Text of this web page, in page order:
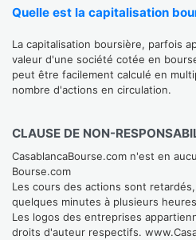
Quelle est la capitalisation
La capitalisation boursière, parfois
valeur d'une société cotée en
peut être facilement calculé en
nombre d'actions en circulation.
CLAUSE DE NON-
CasablancaBourse.com n'est en
Bourse.com
Les cours des actions sont
quelques minutes à plusieurs
Les logos des entreprises
droits d'auteur respectifs.